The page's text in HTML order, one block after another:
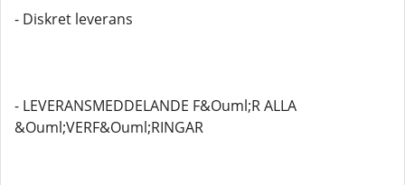
- Diskret leverans
- LEVERANSMEDDELANDE F&Ouml;R ALLA
&Ouml;VERF&Ouml;RINGAR